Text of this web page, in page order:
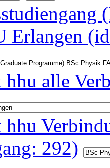
Erlangen
hhu alle
hhu
292)